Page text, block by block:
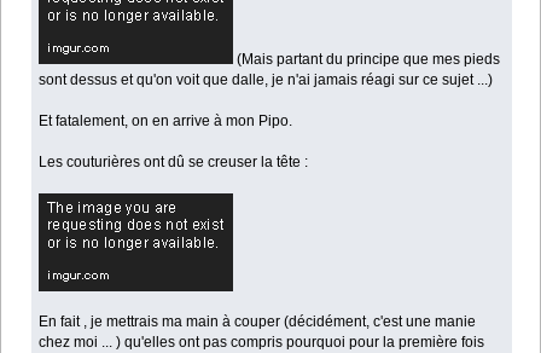
(Mais partant du principe que mes pieds
sont dessus et qu'on voit que dalle, je n'ai jamais réagi sur ce sujet ...)
Et fatalement, on en arrive à mon Pipo.
Les couturières ont dû se creuser la tête :
En fait , je mettrais ma main à couper (décidément, c'est une manie
chez moi ... ) qu'elles ont pas compris pourquoi pour la première fois